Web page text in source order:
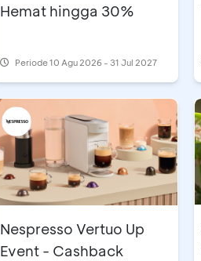
Hemat hingga 30%
Periode10 Agu 2026 - 31 Jul 2027
Nespresso Vertuo Up
Event - Cashback